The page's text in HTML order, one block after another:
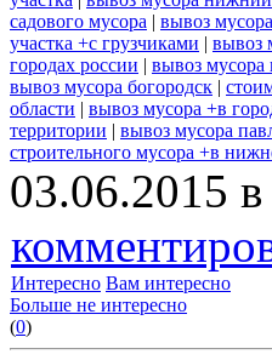
садового мусора | вывоз
участка +с грузчиками | вывоз
городах россии | вывоз мусора
вывоз мусора богородск |
области | вывоз мусора +в
территории | вывоз мусора
строительного мусора +в
03.06.2015
Интересно Вам интересно
Больше не интересно
(0)